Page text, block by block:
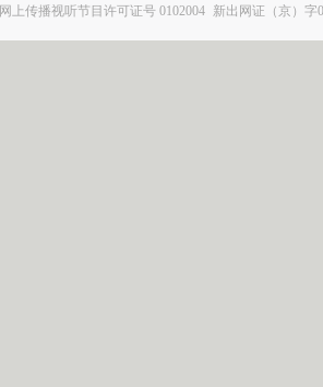
网上传播视听节目许可证号 0102004 新出网证（京）